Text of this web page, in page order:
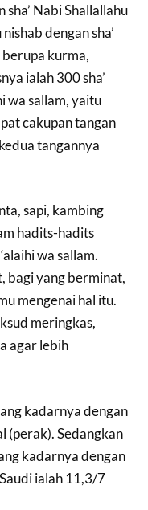
sha’ Nabi Shallallahu
dengan sha’
berupa kurma,
ialah 300 sha’
wa sallam, yaitu
cakupan tangan
tangannya
sapi, kambing
hadits-hadits
wa sallam.
bagi yang berminat,
mengenai hal itu.
meringkas,
agar lebih
kadarnya dengan
(perak). Sedangkan
kadarnya dengan
ialah 11,3/7